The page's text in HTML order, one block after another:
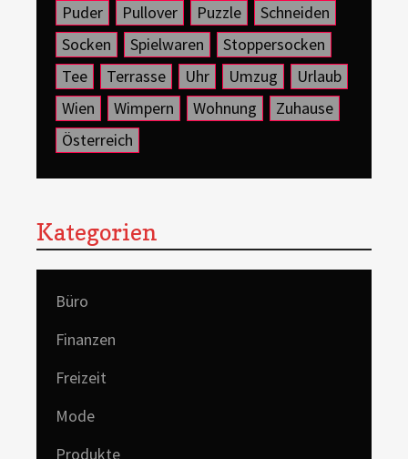
Puder
Pullover Puzzle
Schneiden
Socken
Spielwaren
Stoppersocken
Tee
Terrasse Uhr Umzug
Urlaub
Wien
Wimpern Wohnung
Zuhause
Österreich
Kategorien
Büro
Finanzen
Freizeit
Mode
Produkte